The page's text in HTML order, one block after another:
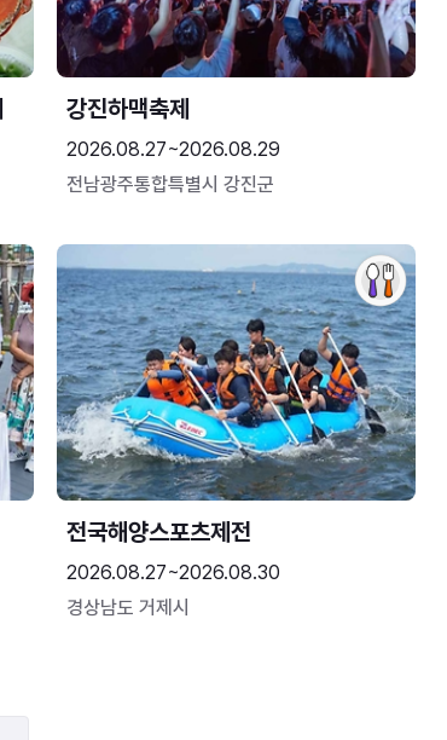
강진하맥축제
2026.08.27~2026.08.29
전남광주통합특별시 강진군
전국해양스포츠제전
2026.08.27~2026.08.30
경상남도 거제시